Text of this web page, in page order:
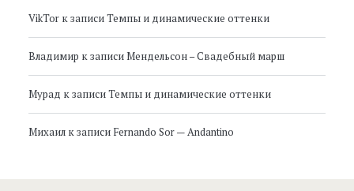
VikTorк записиТемпы и динамические оттенки
Владимир к записиМендельсон – Свадебный марш
Мурад к записиТемпы и динамические оттенки
Михаилк записи Fernando Sor — Andantino